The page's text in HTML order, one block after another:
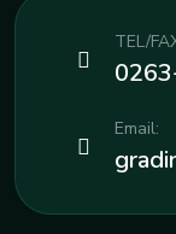
TEL/
Email: